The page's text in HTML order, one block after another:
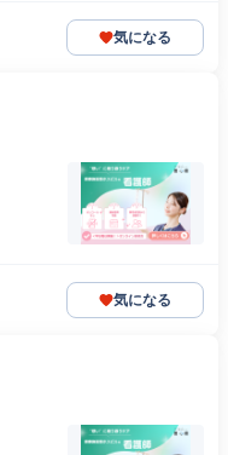
気になる
気になる